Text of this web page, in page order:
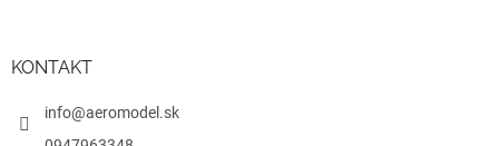
KONTAKT
info@aeromodel.sk